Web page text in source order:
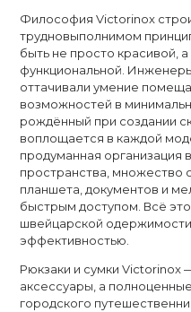
Философия Victorinox
трудновыполнимом
быть не просто красивой,
функциональной.
оттачивали умение
возможностей в
рождённый при создании
воплощается в каждой
продуманная организация
пространства, множество
планшета, документов и
быстрым доступом. Всё
швейцарской
эффективностью.
Рюкзаки и сумки Victorinox
аксессуары, а
городского